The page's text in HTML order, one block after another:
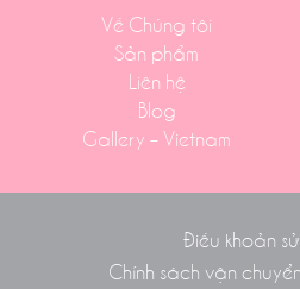
Về Chúng tôi
Sản phẩm
Liên hệ
Blog
Gallery – Vietnam
Điều khoản
Chính sách vận